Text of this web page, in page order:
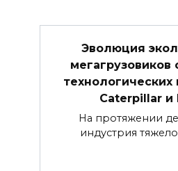
Эволюция
мегагрузовиков
Caterpillar и
На протяжении
индустрия